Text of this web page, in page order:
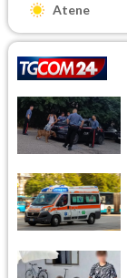
Atene